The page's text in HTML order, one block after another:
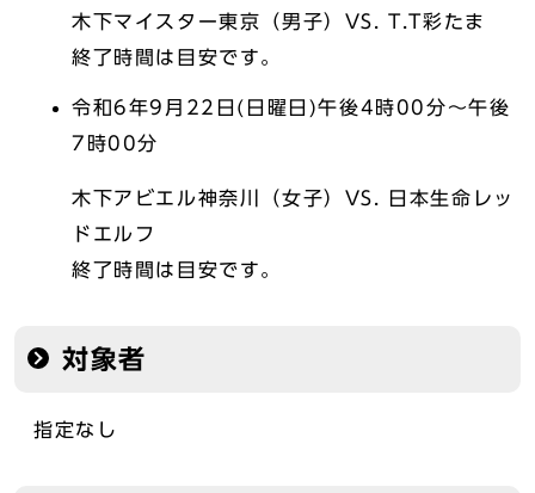
木下マイスター東京（男子）VS. T.T彩たま
終了時間は目安です。
令和6年9月22日(日曜日)午後4時00分～午後
7時00分
木下アビエル神奈川（女子）VS. 日本生命レッ
ドエルフ
終了時間は目安です。
対象者
指定なし